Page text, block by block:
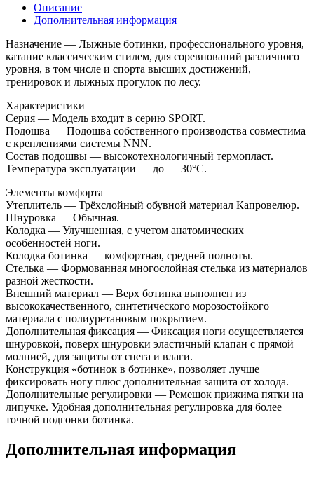
Описание
Дополнительная информация
Назначение — Лыжные ботинки, профессионального уровня,
катание классическим стилем, для соревнований различного
уровня, в том числе и спорта высших достижений,
тренировок и лыжных прогулок по лесу.
Характеристики
Серия — Модель входит в серию SPORT.
Подошва — Подошва собственного производства совместима
с креплениями системы NNN.
Состав подошвы — высокотехнологичный термопласт.
Температура эксплуатации — до — 30°С.
Элементы комфорта
Утеплитель — Трёхслойный обувной материал Капровелюр.
Шнуровка — Обычная.
Колодка — Улучшенная, с учетом анатомических
особенностей ноги.
Колодка ботинка — комфортная, средней полноты.
Стелька — Формованная многослойная стелька из материалов
разной жесткости.
Внешний материал — Верх ботинка выполнен из
высококачественного, синтетического морозостойкого
материала с полиуретановым покрытием.
Дополнительная фиксация — Фиксация ноги осуществляется
шнуровкой, поверх шнуровки эластичный клапан с прямой
молнией, для защиты от снега и влаги.
Конструкция «ботинок в ботинке», позволяет лучше
фиксировать ногу плюс дополнительная защита от холода.
Дополнительные регулировки — Ремешок прижима пятки на
липучке. Удобная дополнительная регулировка для более
точной подгонки ботинка.
Дополнительная информация